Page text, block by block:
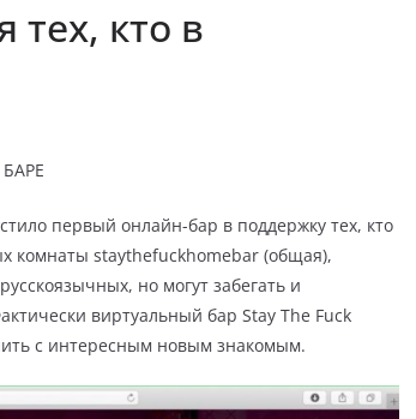
тех, кто в
первый онлайн-бар в поддержку тех, кто
комнаты staythefuckhomebar (общая),
но могут забегать и
виртуальный бар Stay The Fuck
с интересным новым знакомым.